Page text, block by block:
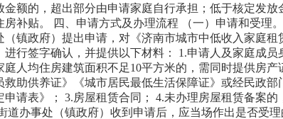
额的，超出部分由申请家庭自行承担；低于核定发放
补贴。 四、申请方式及办理流程 （一）申请和受理。
镇政府）提出申请，对《济南市城市中低收入家庭租
行签字确认，并提供以下材料： 1.申请人及家庭成员
人均住房建筑面积不足10平方米的，需同时提供房产
助供养证》《城市居民最低生活保障证》或经民政部
请表》； 3.房屋租赁合同； 4.未办理房屋租赁备案的
道办事处（镇政府）收到申请后，应当场作出是否受理